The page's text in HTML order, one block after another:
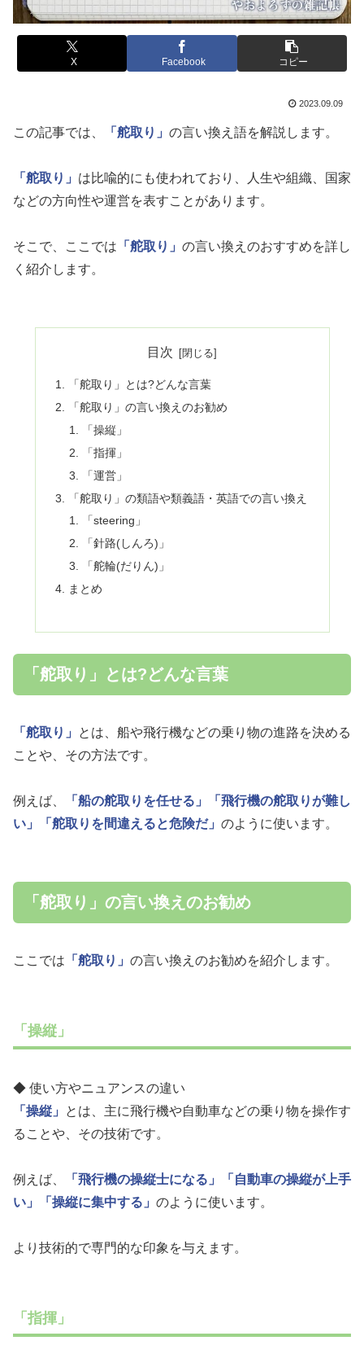
X Facebook コピー
2023.09.09
この記事では、 「舵取り」 の言い換え語を解説します。
「舵取り」 は比喩的にも使われており、人生や組織、国家
などの方向性や運営を表すことがあります。
そこで、ここでは 「舵取り」 の言い換えのおすすめを詳し
く紹介します。
目次
「舵取り」とは?どんな言葉
「舵取り」の言い換えのお勧め
「操縦」
「指揮」
「運営」
「舵取り」の類語や類義語・英語での言い換え
「steering」
「針路(しんろ)」
「舵輪(だりん)」
まとめ
「舵取り」とは?どんな言葉
「舵取り」
とは、船や飛行機などの乗り物の進路を決める
ことや、その方法です。
例えば、 「船の舵取りを任せる」
「飛行機の舵取りが難し
い」
「舵取りを間違えると危険だ」 のように使います。
「舵取り」の言い換えのお勧め
ここでは 「舵取り」 の言い換えのお勧めを紹介します。
「操縦」
◆ 使い方やニュアンスの違い
「操縦」
とは、主に飛行機や自動車などの乗り物を操作す
ることや、その技術です。
例えば、 「飛行機の操縦士になる」
「自動車の操縦が上手
い」
「操縦に集中する」 のように使います。
より技術的で専門的な印象を与えます。
「指揮」